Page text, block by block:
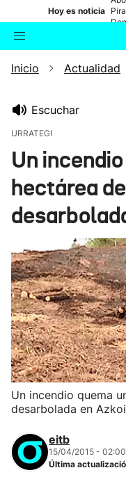
Hoy es noticia
Buscador
Inicio Actualidad
Escuchar
URRATEGI
Un
hectárea
Un incendio quema
desarbolada en
eitb
15/04/2015 - 02:00
Última